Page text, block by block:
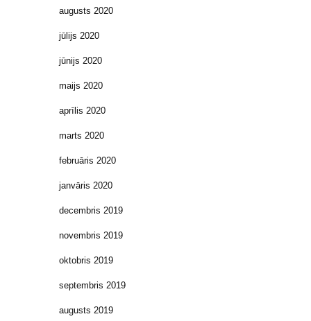
augusts 2020
jūlijs 2020
jūnijs 2020
maijs 2020
aprīlis 2020
marts 2020
februāris 2020
janvāris 2020
decembris 2019
novembris 2019
oktobris 2019
septembris 2019
augusts 2019